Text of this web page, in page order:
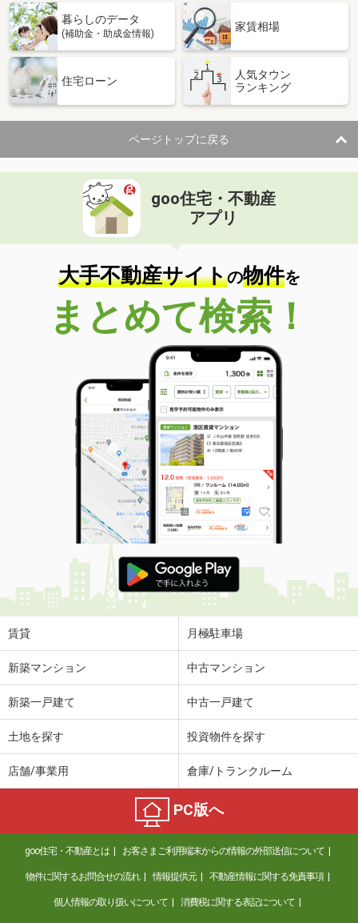
暮らしのデータ
(補助金・助成金情報)
家賃相場
住宅ローン
人気タウン
ランキング
ページトップに戻る
goo住宅・不動産
アプリ
大手不動産サイトの物件を
まとめて検索！
賃貸 月極駐車場
新築マンション 中古マンション
新築一戸建て 中古一戸建て
土地を探す 投資物件を探す
店舗/事業用 倉庫/トランクルーム
PC版へ
goo住宅・不動産とは お客さまご利用端末からの情報の外部送信について
物件に関するお問合せの流れ 情報提供元 不動産情報に関する免責事項
個人情報の取り扱いについて 消費税に関する表記について